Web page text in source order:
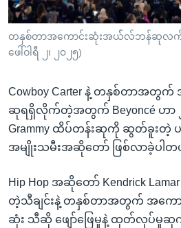
တနှစ်တာအကောင်းဆုံးအယ််လ်ဘန်ဆုလက်ခံ
ဖေါ်ဝါရီ ၂၊ ၂၀၂၅)
Cowboy Carter နဲ့ တနှစ်တာအ
ဆုရရှိလိုက်တဲ့အတွက် Beyoncé ဟာ
Grammy ထိပ်တန်းဆုကို ဆွတ်ခူးတဲ့
အမျိုးသမီးအဆိုတော် ဖြစ်လာခဲ့ပါတ
Hip Hop အဆိုတော် Kendrick
တဲ့သီချင်းနဲ့ တနှစ်တာအတွက် အကောင်
ဆုံး သီဆို ဖျော်ဖြေမှုနဲ့ ထုတ်လုပ်မှုဆု